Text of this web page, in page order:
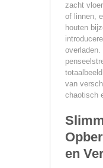
zacht
of linnen,
houten
van
chaotisch
en